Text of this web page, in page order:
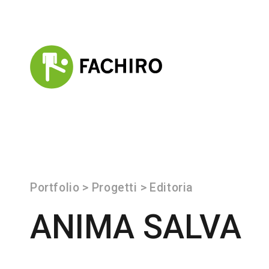
Portfolio > Progetti > Editoria
ANIMA SALVA